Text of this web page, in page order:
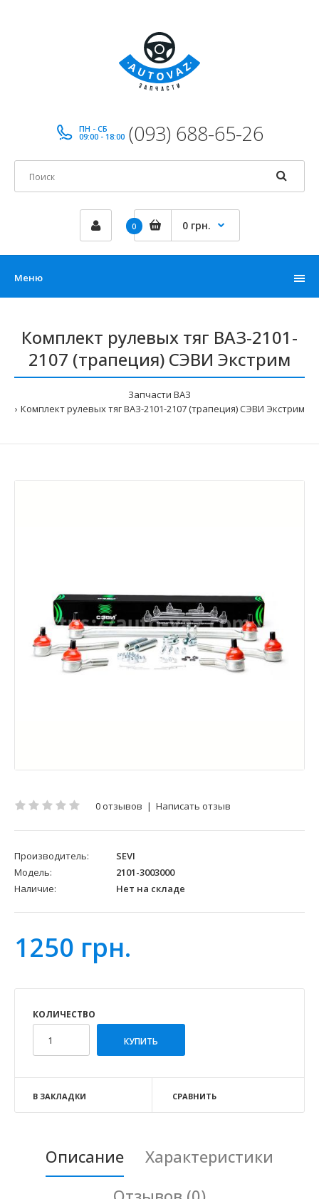
ПН - СБ
09:00 - 18:00 (093) 688-65-26
0 0 грн.
Меню
Комплект рулевых тяг ВАЗ-2101-
2107 (трапеция) СЭВИ Экстрим
Запчасти ВАЗ
Комплект рулевых тяг ВАЗ-2101-2107 (трапеция) СЭВИ Экстрим
0 отзывов | Написать отзыв
Производитель:
SEVI
Модель:
2101-3003000
Наличие:
Нет на складе
1250 грн.
КОЛИЧЕСТВО
В ЗАКЛАДКИ СРАВНИТЬ
Описание
Характеристики